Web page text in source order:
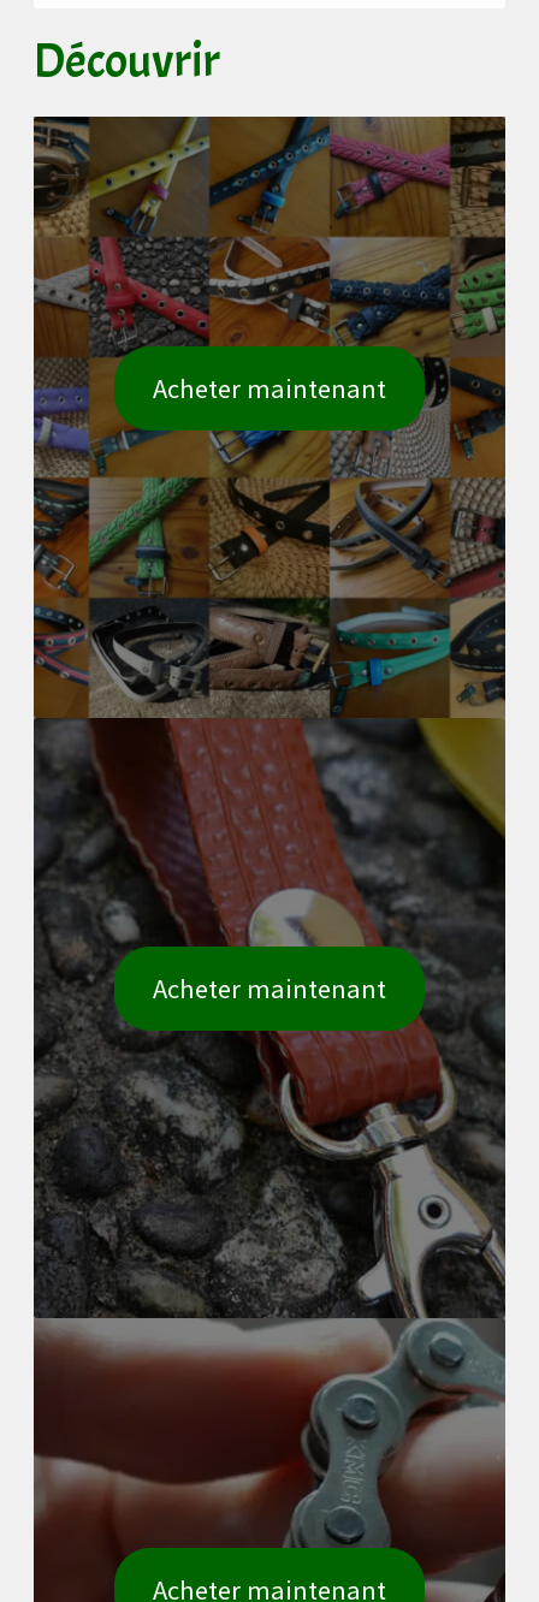
Découvrir
Acheter maintenant
Acheter maintenant
Acheter maintenant